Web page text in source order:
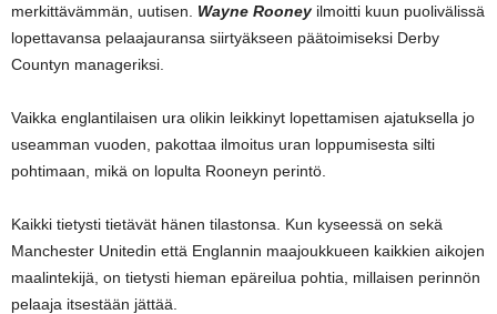
merkittävämmän, uutisen. Wayne Rooney ilmoitti kuun puolivälissä
lopettavansa pelaajauransa siirtyäkseen päätoimiseksi Derby
Countyn manageriksi.
Vaikka englantilaisen ura olikin leikkinyt lopettamisen ajatuksella jo
useamman vuoden, pakottaa ilmoitus uran loppumisesta silti
pohtimaan, mikä on lopulta Rooneyn perintö.
Kaikki tietysti tietävät hänen tilastonsa. Kun kyseessä on sekä
Manchester Unitedin että Englannin maajoukkueen kaikkien aikojen
maalintekijä, on tietysti hieman epäreilua pohtia, millaisen perinnön
pelaaja itsestään jättää.